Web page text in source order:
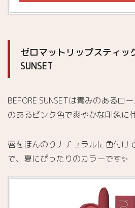
ゼロマットリップスティッ
SUNSET
BEFORE SUNSETは青みのあるロ
のあるピンク色で爽やかな印象に
唇をほんのりナチュラルに色付け
で、夏にぴったりのカラーです✨